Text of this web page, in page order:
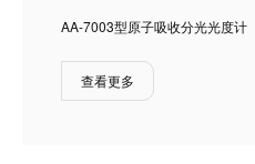
AA-7003型原子吸收分光光度计
查看更多